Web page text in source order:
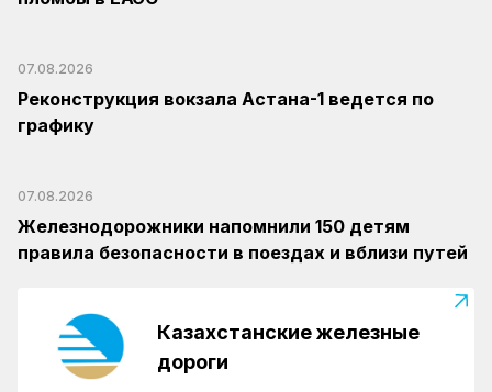
07.08.2026
Реконструкция вокзала Астана-1 ведется по
графику
07.08.2026
Железнодорожники напомнили 150 детям
правила безопасности в поездах и вблизи путей
Казахстанские железные
дороги